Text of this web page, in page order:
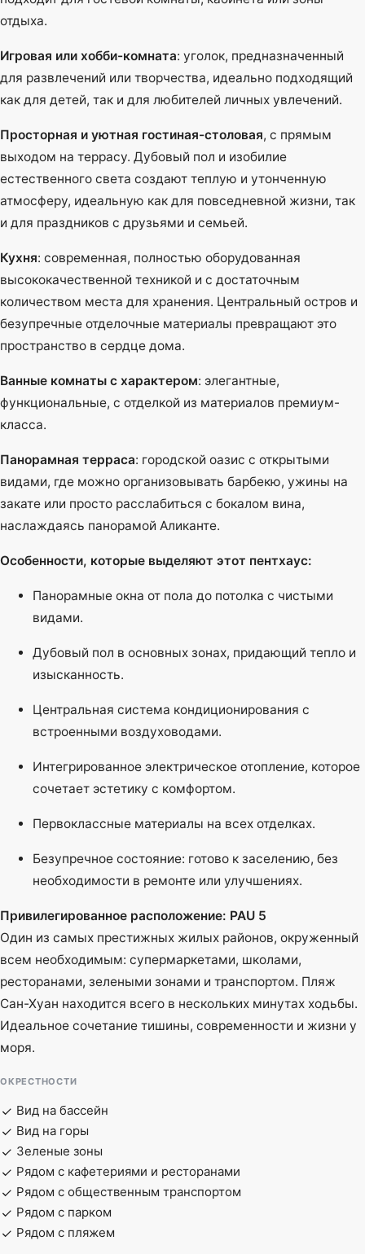
отдыха.
Игровая или хобби-комната: уголок, предназначенный
для развлечений или творчества, идеально подходящий
как для детей, так и для любителей личных увлечений.
Просторная и уютная гостиная-столовая, с прямым
выходом на террасу. Дубовый пол и изобилие
естественного света создают теплую и утонченную
атмосферу, идеальную как для повседневной жизни, так
и для праздников с друзьями и семьей.
Кухня: современная, полностью оборудованная
высококачественной техникой и с достаточным
количеством места для хранения. Центральный остров и
безупречные отделочные материалы превращают это
пространство в сердце дома.
Ванные комнаты с характером: элегантные,
функциональные, с отделкой из материалов премиум-
класса.
Панорамная терраса: городской оазис с открытыми
видами, где можно организовывать барбекю, ужины на
закате или просто расслабиться с бокалом вина,
наслаждаясь панорамой Аликанте.
Особенности, которые выделяют этот пентхаус:
Панорамные окна от пола до потолка с чистыми
видами.
Дубовый пол в основных зонах, придающий тепло и
изысканность.
Центральная система кондиционирования с
встроенными воздуховодами.
Интегрированное электрическое отопление, которое
сочетает эстетику с комфортом.
Первоклассные материалы на всех отделках.
Безупречное состояние: готово к заселению, без
необходимости в ремонте или улучшениях.
Привилегированное расположение: PAU 5
Один из самых престижных жилых районов, окруженный
всем необходимым: супермаркетами, школами,
ресторанами, зелеными зонами и транспортом. Пляж
Сан-Хуан находится всего в нескольких минутах ходьбы.
Идеальное сочетание тишины, современности и жизни у
моря.
ОКРЕСТНОСТИ
Вид на бассейн
Вид на горы
Зеленые зоны
Рядом с кафетериями и ресторанами
Рядом с общественным транспортом
Рядом с парком
Рядом с пляжем